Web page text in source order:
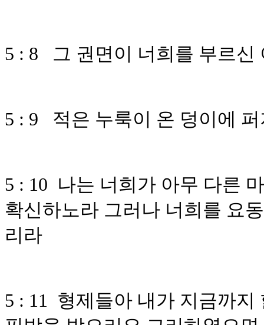
5 : 8 그 권면이 너희를 부르신
5 : 9 적은 누룩이 온 덩이에
5 : 10 나는 너희가 아무 다른
확신하노라 그러나 너희를 요
리라
5 : 11 형제들아 내가 지금까